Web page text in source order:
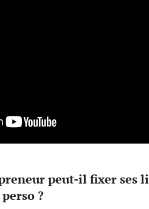
peut-il fixer ses
?